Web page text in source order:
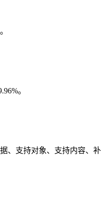
。
、支持对象、支持内容、补